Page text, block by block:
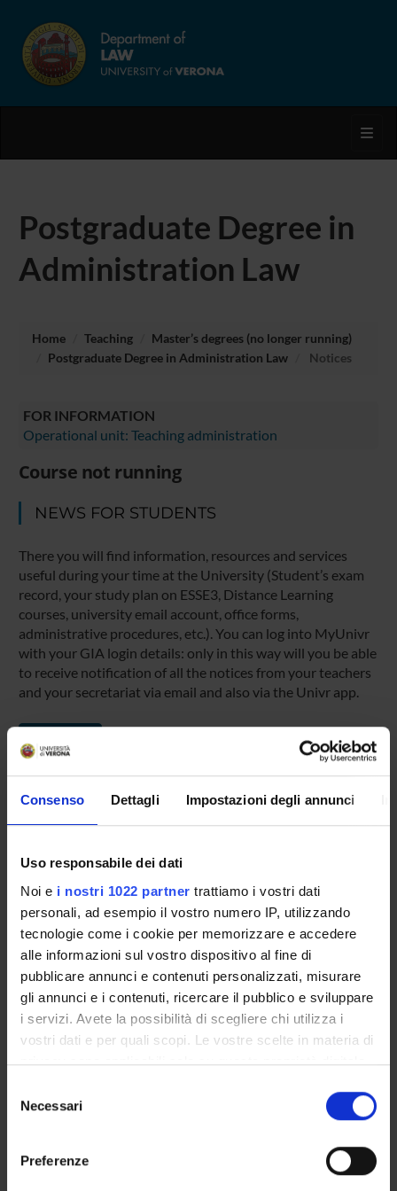
Consenso Dettagli Impostazioni degli annunci
Uso responsabile dei dati
Noi e i nostri 1022 partner trattiamo i vostri dati
personali, ad esempio il vostro numero IP, utilizzando
tecnologie come i cookie per memorizzare e accedere
alle informazioni sul vostro dispositivo al fine di
pubblicare annunci e contenuti personalizzati, misurare
gli annunci e i contenuti, ricercare il pubblico e sviluppare
i servizi. Avete la possibilità di scegliere chi utilizza i
vostri dati e per quali scopi. Le vostre scelte in materia di
privacy sono applicabili solo su questa proprietà digitale
modificare o revocare il proprio consenso in qualsiasi
momento dalla Dichiarazione sui cookie o facendo clic
delNecessari
Preferenze
Postgraduate Degree in
Administration Law
Home Teaching
Master’s degrees (no longer running)
Postgraduate Degree in Administration Law
Notices
FOR INFORMATION
Operational unit: Teaching administration
Course not running
NEWS FOR STUDENTS
There you will find information, resources and services
useful during your time at the University (Student’s exam
record, your study plan on ESSE3, Distance Learning
courses, university email account, office forms,
administrative procedures, etc.). You can log into MyUnivr
with your GIA login details: only in this way will you be able
to receive notification of all the notices from your teachers
and your secretariat via email and also via the Univr app.
Courses
Academic Calendar
Degree Programme
Lesson timetable
Exam calendar
Notices
Thesis and internship proposals
Governing bodies
Faculty staff
COURSES